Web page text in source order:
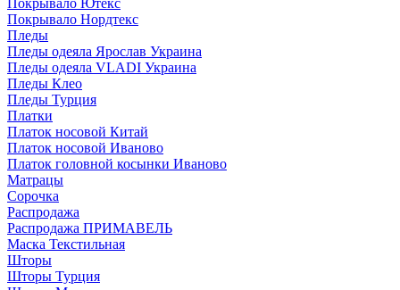
Покрывало Нордтекс
Пледы
Пледы одеяла Ярослав Украина
Пледы одеяла VLADI Украина
Пледы Клео
Пледы Турция
Платки
Платок носовой Китай
Платок носовой Иваново
Платок головной косынки Иваново
Матрацы
Сорочка
Распродажа
Распродажа ПРИМАВЕЛЬ
Маска Текстильная
Шторы
Шторы Турция